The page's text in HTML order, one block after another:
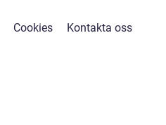
Cookies Kontakta oss